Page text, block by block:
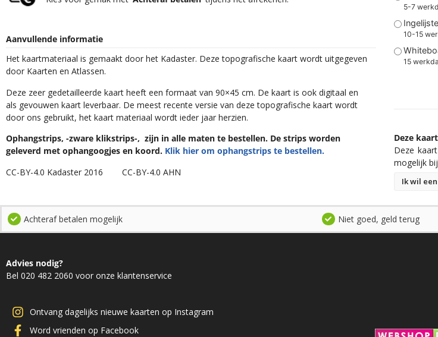
Aanvullende informatie
Het kaartmateriaal is gemaakt door het Kadaster. Deze topografische kaart wordt uitgegeven
door Kaarten en Atlassen.
Deze zeer gedetailleerde kaart heeft een formaat van 90×45 cm. De kaart is ook digitaal en
als gevouwen kaart leverbaar. De meest recente versie van deze topografische kaart wordt
door ons gebruikt, het kaart materiaal wordt ieder jaar herzien.
Ophangstrips, -zware klikstrips-, zijn in alle maten te bestellen. De strips worden
geleverd met ophangoogjes en koord. Klik hier om ophangstrips te bestellen.
CC-BY-4.0 Kadaster 2016 CC-BY-4.0 AHN
5-7
10-15
15
Deze
Deze
mogelijk
Ik wil
Achteraf betalen mogelijk Niet goed, geld terug
Advies nodig?
Bel 020 482 2060 voor onze klantenservice
Ontvang dagelijks nieuwe kaarten op Instagram
Word vrienden op Facebook